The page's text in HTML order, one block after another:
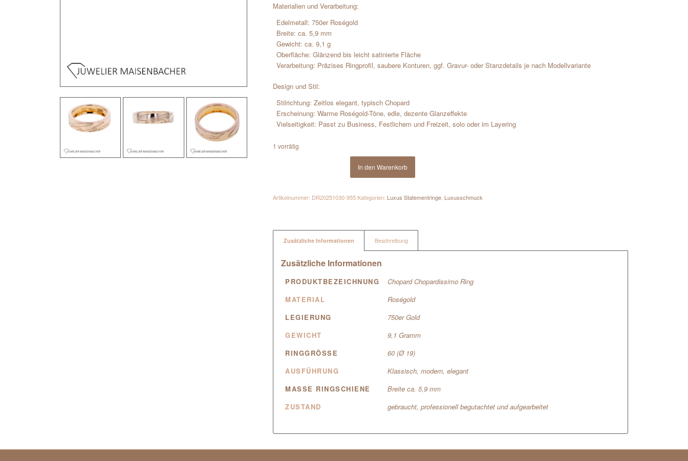
Materialien und Verarbeitung:
Edelmetall: 750er Roségold
Breite: ca. 5,9 mm
Gewicht: ca. 9,1 g
Oberfläche: Glänzend bis leicht satinierte Fläche
Verarbeitung: Präzises Ringprofil, saubere Konturen, ggf. Gravur- oder Stanzdetails je nach Modellvariante
Design und Stil:
Stilrichtung: Zeitlos elegant, typisch Chopard
Erscheinung: Warme Roségold-Töne, edle, dezente Glanzeffekte
Vielseitigkeit: Passt zu Business, Festlichem und Freizeit, solo oder im Layering
1 vorrätig
In den Warenkorb
Artikelnummer: DR20251030-955 Kategorien: Luxus Statementringe, Luxusschmuck
Zusätzliche Informationen Beschreibung
Zusätzliche Informationen
PRODUKTBEZEICHNUNG
Chopard Chopardissimo Ring
MATERIAL
Roségold
LEGIERUNG
750er Gold
GEWICHT
9,1 Gramm
RINGGRÖSSE
60 (Ø 19)
AUSFÜHRUNG
Klassisch, modern, elegant
MASSE RINGSCHIENE
Breite ca. 5,9 mm
ZUSTAND
gebraucht, professionell begutachtet und aufgearbeitet